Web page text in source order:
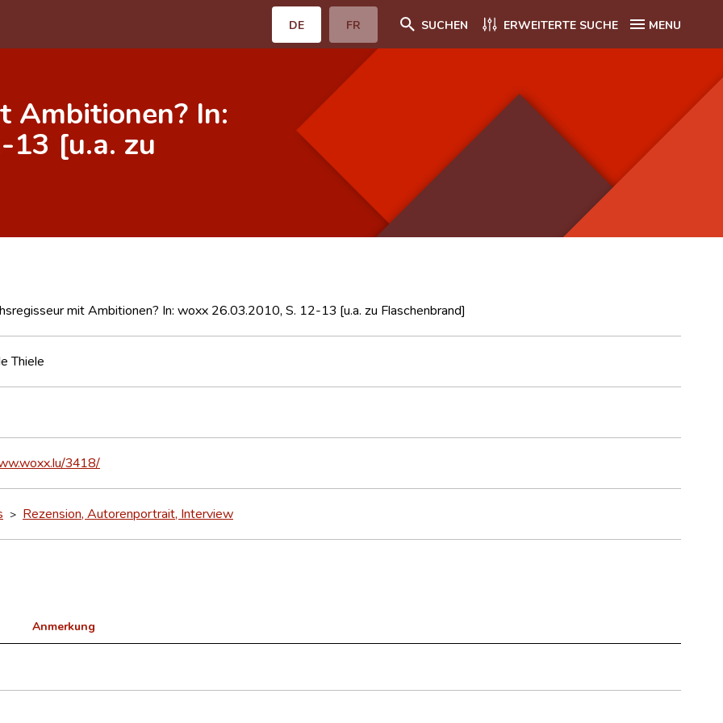
DE FR SUCHEN ERWEITERTE SUCHE MENU
Ambitionen? In:
13 [u.a. zu
mit Ambitionen? In: woxx 26.03.2010, S. 12-13 [u.a. zu Flaschenbrand]
Thiele
3418/
> Rezension, Autorenportrait, Interview
Anmerkung